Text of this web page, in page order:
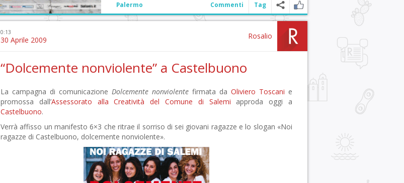
Palermo Commenti Tag
0:13
30 Aprile 2009 Rosalio
“Dolcemente nonviolente” a Castelbuono
La campagna di comunicazione Dolcemente nonviolente firmata da Oliviero Toscani e
promossa dall’Assessorato alla Creatività del Comune di Salemi approda oggi a
Castelbuono.
Verrà affisso un manifesto 6×3 che ritrae il sorriso di sei giovani ragazze e lo slogan «Noi
ragazze di Castelbuono, dolcemente nonviolente».